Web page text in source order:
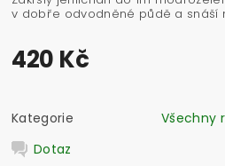
v dobře odvodněné půdě a snáší
420 Kč
Kategorie
Všechny
Dotaz